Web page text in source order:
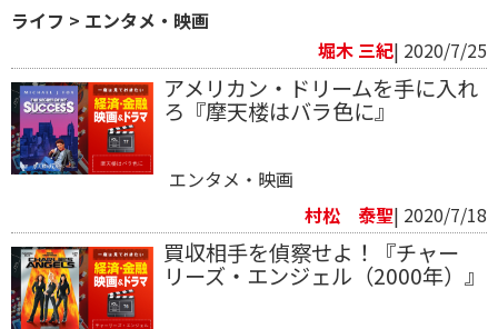
ライフ > エンタメ・映画
堀木 三紀| 2020/7/25
アメリカン・ドリームを手に入れ
ろ『摩天楼はバラ色に』
エンタメ・映画
村松 泰聖| 2020/7/18
買収相手を偵察せよ！『チャー
リーズ・エンジェル（2000年）』